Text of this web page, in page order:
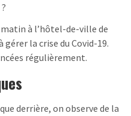
à l’hôtel-de-ville de
gérer la crise du Covid-19.
régulièrement.
derrière, on observe de la